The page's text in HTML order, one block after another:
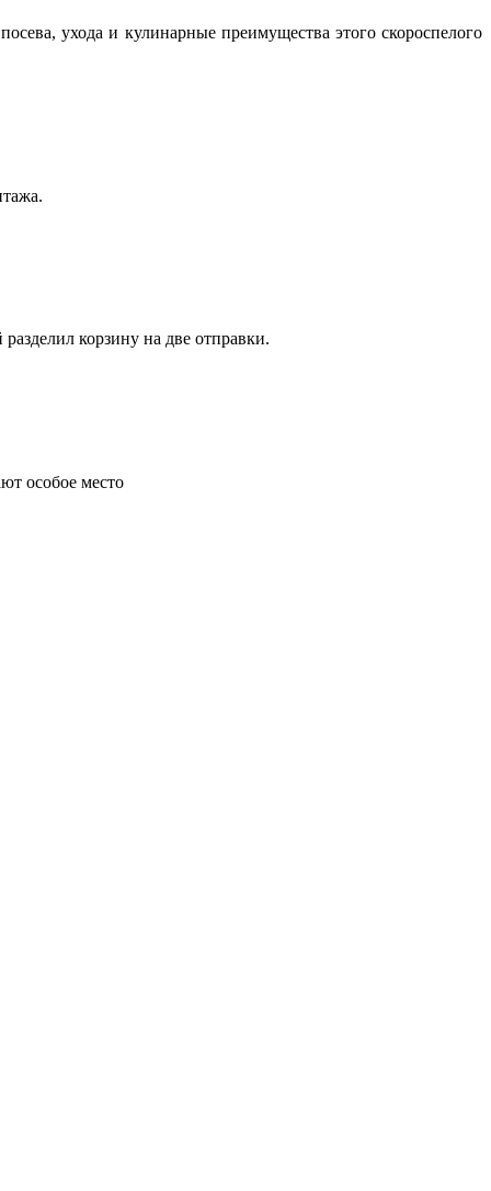
ухода и кулинарные преимущества этого скороспелого
корзину на две отправки.
особое место